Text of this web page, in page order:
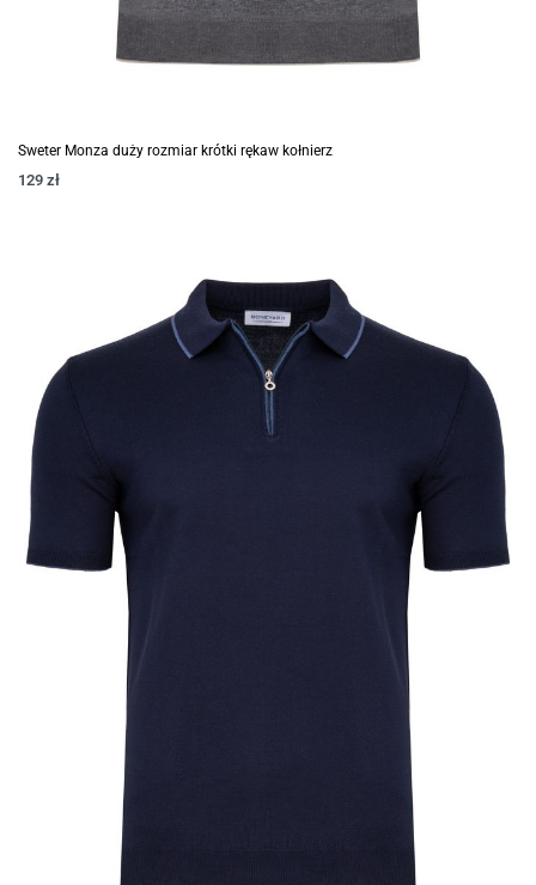
Sweter Monza duży rozmiar krótki rękaw kołnierz
129 zł